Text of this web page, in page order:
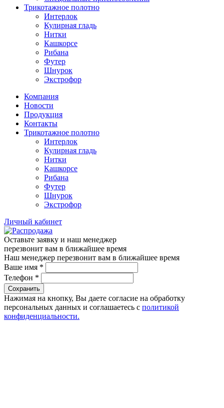
Трикотажное полотно
Интерлок
Кулирная гладь
Нитки
Кашкорсе
Рибана
Футер
Шнурок
Экстрофор
Компания
Новости
Продукция
Контакты
Трикотажное полотно
Интерлок
Кулирная гладь
Нитки
Кашкорсе
Рибана
Футер
Шнурок
Экстрофор
Личный кабинет
Оставьте заявку и наш менеджер
перезвонит вам в ближайшее время
Наш менеджер перезвонит вам в ближайшее время
Ваше имя *
Телефон *
Сохранить
Нажимая на кнопку, Вы даете согласие на обработку
персональных данных и соглашаетесь с политикой
конфиденциальности.